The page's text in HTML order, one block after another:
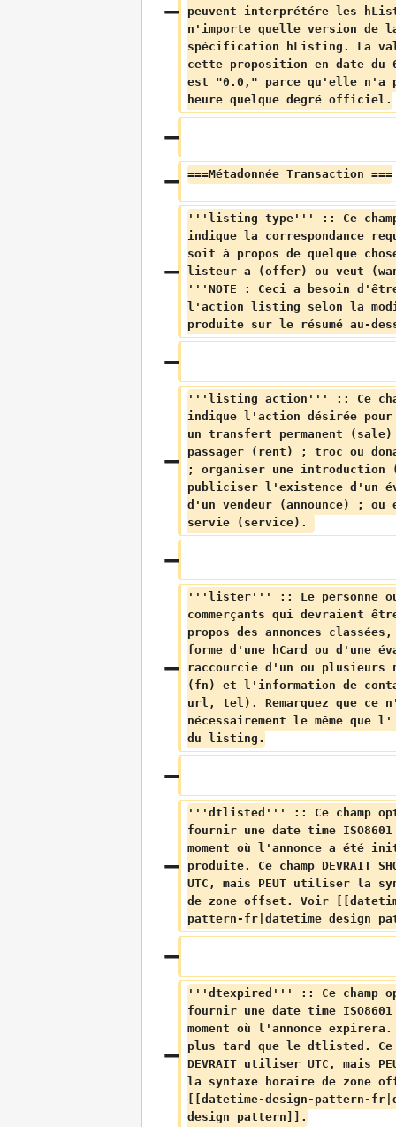
peuvent interprétére les
n'importe quelle version de
spécification hListing. La
cette proposition en date du
est "0.0," parce qu'elle n'a
heure quelque degré officiel.
===Métadonnée Transaction ===
'''listing type''' :: Ce
indique la correspondance
soit à propos de quelque
listeur a (offer) ou veut
'''NOTE : Ceci a besoin
l'action listing selon la
produite sur le résumé au-
'''listing action''' :: Ce
indique l'action désirée
un transfert permanent
passager (rent) ; troc ou
; organiser une
publiciser l'existence d'un
d'un vendeur (announce) ; ou
servie (service).
'''lister''' :: Le personne
commerçants qui devraient
propos des annonces
forme d'une hCard ou d'une
raccourcie d'un ou plusieurs
(fn) et l'information de
url, tel). Remarquez que ce
nécessairement le même
du listing.
'''dtlisted''' :: Ce champ
fournir une date time
moment où l'annonce a été
produite. Ce champ DEVRAIT
UTC, mais PEUT utiliser la
de zone offset. Voir
pattern-fr|datetime design
'''dtexpired''' :: Ce champ
fournir une date time
moment où l'annonce
plus tard que le dtlisted. Ce
DEVRAIT utiliser UTC, mais
la syntaxe horaire de zone
[[datetime-design-pattern-
design pattern]].